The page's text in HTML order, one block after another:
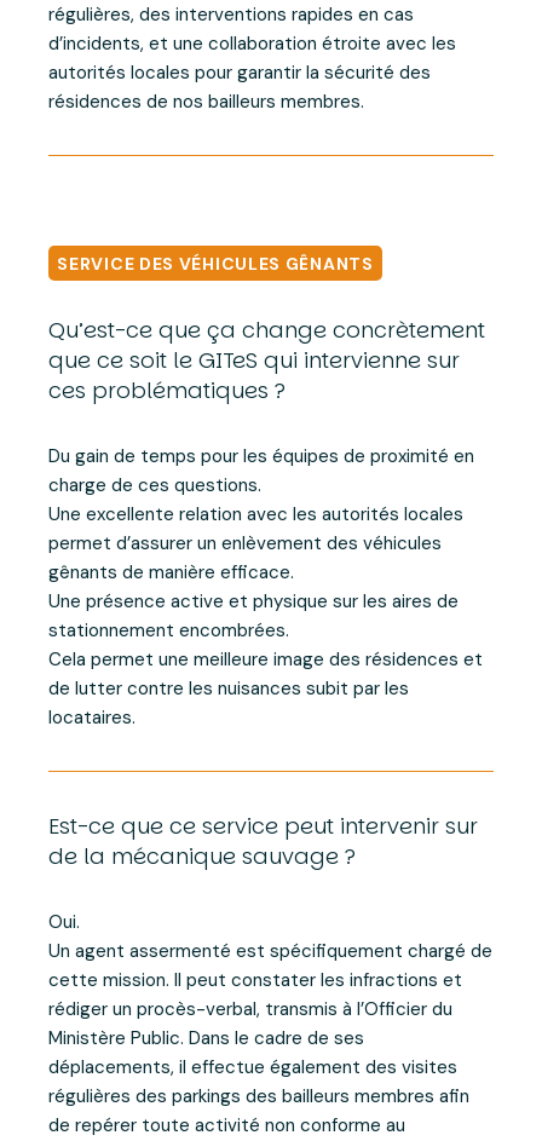
régulières, des interventions rapides en cas
d’incidents, et une collaboration étroite avec les
autorités locales pour garantir la sécurité des
résidences de nos bailleurs membres.
SERVICE DES VÉHICULES GÊNANTS
Qu’est-ce que ça change concrètement
que ce soit le GITeS qui intervienne sur
ces problématiques ?
Du gain de temps pour les équipes de proximité en
charge de ces questions.
Une excellente relation avec les autorités locales
permet d’assurer un enlèvement des véhicules
gênants de manière efficace.
Une présence active et physique sur les aires de
stationnement encombrées.
Cela permet une meilleure image des résidences et
de lutter contre les nuisances subit par les
locataires.
Est-ce que ce service peut intervenir sur
de la mécanique sauvage ?
Oui.
Un agent assermenté est spécifiquement chargé de
cette mission. Il peut constater les infractions et
rédiger un procès-verbal, transmis à l’Officier du
Ministère Public. Dans le cadre de ses
déplacements, il effectue également des visites
régulières des parkings des bailleurs membres afin
de repérer toute activité non conforme au